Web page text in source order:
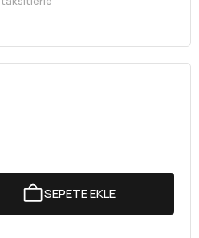
SEPETE EKLE